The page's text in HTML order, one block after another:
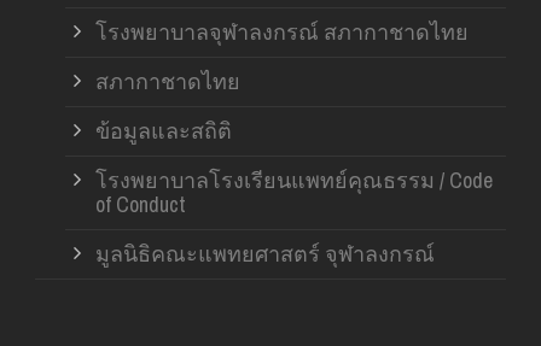
โรงพยาบาลจุฬาลงกรณ์ สภากาชาดไทย
สภากาชาดไทย
ข้อมูลและสถิติ
โรงพยาบาลโรงเรียนแพทย์คุณธรรม / Code
of Conduct
มูลนิธิคณะแพทยศาสตร์ จุฬาลงกรณ์